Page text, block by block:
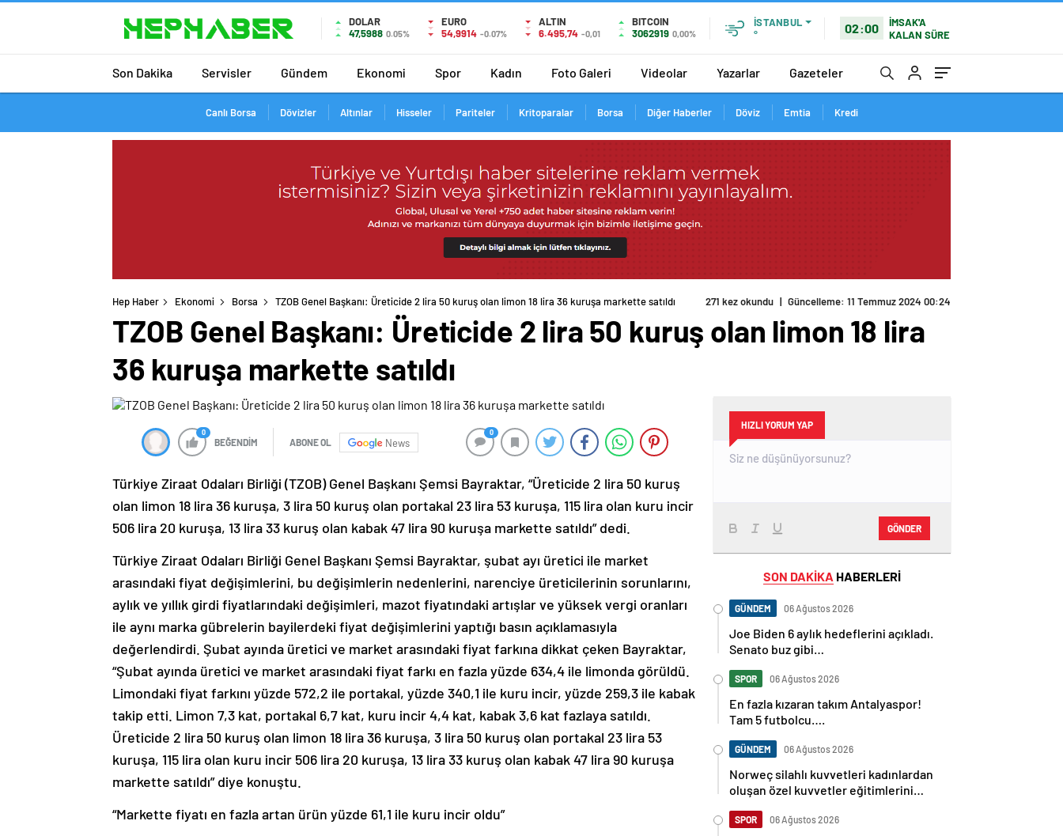
DOLAR
47,5988 0.05%
EURO
54,9914 -0.07%
ALTIN
6.495,74 -0,01
BITCOIN
3062919 0,00%
İSTANBUL
°
02:00
İMSAK'A
KALAN SÜRE
Son Dakika Servisler Gündem Ekonomi Spor Kadın Foto Galeri Videolar Yazarlar Gazeteler
Canlı Borsa Dövizler Altınlar Hisseler Pariteler Kritoparalar Borsa Diğer Haberler Döviz Emtia Kredi
Hep Haber Ekonomi Borsa TZOB Genel Başkanı: Üreticide 2 lira 50 kuruş olan limon 18 lira 36 kuruşa markette satıldı 271 kez okundu | Güncelleme: 11 Temmuz 2024 00:24
TZOB Genel Başkanı: Üreticide 2 lira 50 kuruş olan limon 18 lira
36 kuruşa markette satıldı
0
BEĞENDİM ABONE OL News
0
Türkiye Ziraat Odaları Birliği (TZOB) Genel Başkanı Şemsi Bayraktar, “Üreticide 2 lira 50 kuruş
olan limon 18 lira 36 kuruşa, 3 lira 50 kuruş olan portakal 23 lira 53 kuruşa, 115 lira olan kuru incir
506 lira 20 kuruşa, 13 lira 33 kuruş olan kabak 47 lira 90 kuruşa markette satıldı” dedi.
Türkiye Ziraat Odaları Birliği Genel Başkanı Şemsi Bayraktar, şubat ayı üretici ile market
arasındaki fiyat değişimlerini, bu değişimlerin nedenlerini, narenciye üreticilerinin sorunlarını,
aylık ve yıllık girdi fiyatlarındaki değişimleri, mazot fiyatındaki artışlar ve yüksek vergi oranları
ile aynı marka gübrelerin bayilerdeki fiyat değişimlerini yaptığı basın açıklamasıyla
değerlendirdi. Şubat ayında üretici ve market arasındaki fiyat farkına dikkat çeken Bayraktar,
“Şubat ayında üretici ve market arasındaki fiyat farkı en fazla yüzde 634,4 ile limonda görüldü.
Limondaki fiyat farkını yüzde 572,2 ile portakal, yüzde 340,1 ile kuru incir, yüzde 259,3 ile kabak
takip etti. Limon 7,3 kat, portakal 6,7 kat, kuru incir 4,4 kat, kabak 3,6 kat fazlaya satıldı.
Üreticide 2 lira 50 kuruş olan limon 18 lira 36 kuruşa, 3 lira 50 kuruş olan portakal 23 lira 53
kuruşa, 115 lira olan kuru incir 506 lira 20 kuruşa, 13 lira 33 kuruş olan kabak 47 lira 90 kuruşa
markette satıldı” diye konuştu.
“Markette fiyatı en fazla artan ürün yüzde 61,1 ile kuru incir oldu”
HIZLI YORUM YAP
GÖNDER
SON DAKİKA HABERLERİ
GÜNDEM 06 Ağustos 2026
Joe Biden 6 aylık hedeflerini açıkladı.
Senato buz gibi…
SPOR 06 Ağustos 2026
En fazla kızaran takım Antalyaspor!
Tam 5 futbolcu….
GÜNDEM 06 Ağustos 2026
Norweç silahlı kuvvetleri kadınlardan
oluşan özel kuvvetler eğitimlerini
SPOR 06 Ağustos 2026